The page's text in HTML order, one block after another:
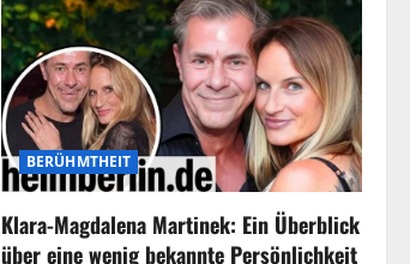
BERÜHMTHEIT
Klara-Magdalena Martinek: Ein Überblick
über eine wenig bekannte Persönlichkeit